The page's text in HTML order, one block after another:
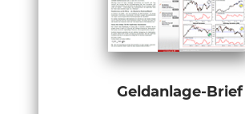
Geldanlage-Brief